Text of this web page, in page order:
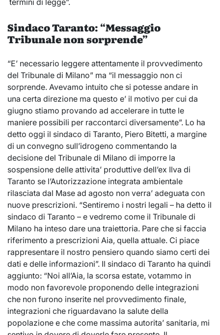
termini di legge”.
Sindaco Taranto: “Messaggio
Tribunale non sorprende”
“E’ necessario leggere attentamente il provvedimento
del Tribunale di Milano” ma “il messaggio non ci
sorprende. Avevamo intuito che si potesse andare in
una certa direzione ma questo e’ il motivo per cui da
giugno stiamo provando ad accelerare in tutte le
maniere possibili per raccontarci diversamente”. Lo ha
detto oggi il sindaco di Taranto, Piero Bitetti, a margine
di un convegno sull’idrogeno commentando la
decisione del Tribunale di Milano di imporre la
sospensione delle attivita’ produttive dell’ex Ilva di
Taranto se l’Autorizzazione integrata ambientale
rilasciata dal Mase ad agosto non verra’ adeguata con
nuove prescrizioni. “Sentiremo i nostri legali – ha detto il
sindaco di Taranto – e vedremo come il Tribunale di
Milano ha inteso dare una traiettoria. Pare che si faccia
riferimento a prescrizioni Aia, quella attuale. Ci piace
rappresentare il nostro pensiero quando siamo certi dei
dati e delle informazioni”. Il sindaco di Taranto ha quindi
aggiunto: “Noi all’Aia, la scorsa estate, votammo in
modo non favorevole proponendo delle integrazioni
che non furono inserite nel provvedimento finale,
integrazioni che riguardavano la salute della
popolazione e che come massima autorita’ sanitaria, mi